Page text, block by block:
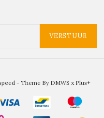
VERSTUUR
- Theme By DMWS x Plus+